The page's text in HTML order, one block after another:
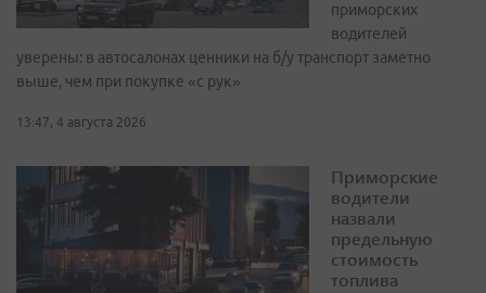
приморских
водителей
уверены: в автосалонах ценники на б/у транспорт заметно
выше, чем при покупке «с рук»
13:47, 4 августа 2026
Приморские
водители
назвали
предельную
стоимость
топлива